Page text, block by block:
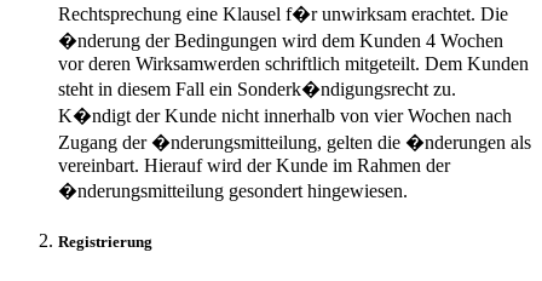
Rechtsprechung eine Klausel f�r unwirksam erachtet. Die
�nderung der Bedingungen wird dem Kunden 4 Wochen
vor deren Wirksamwerden schriftlich mitgeteilt. Dem Kunden
steht in diesem Fall ein Sonderk�ndigungsrecht zu.
K�ndigt der Kunde nicht innerhalb von vier Wochen nach
Zugang der �nderungsmitteilung, gelten die �nderungen als
vereinbart. Hierauf wird der Kunde im Rahmen der
�nderungsmitteilung gesondert hingewiesen.
Registrierung